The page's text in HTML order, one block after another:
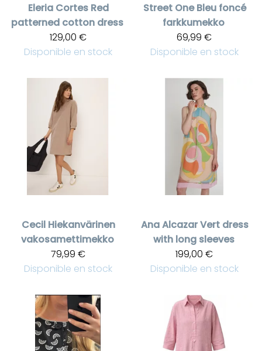
Eleria Cortes Red
patterned cotton dress
129,00 €
Disponible en stock
Street One Bleu foncé
farkkumekko
69,99 €
Disponible en stock
Cecil Hiekanvärinen
vakosamettimekko
79,99 €
Disponible en stock
Ana AlcazarVert dress
with long sleeves
199,00 €
Disponible en stock